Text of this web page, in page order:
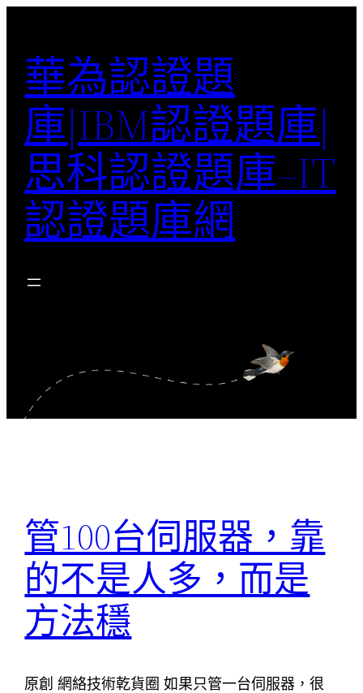
華為認證題
庫|IBM認證題庫|
思科認證題庫–IT
認證題庫網
管100台伺服器，靠
的不是人多，而是
方法穩
原創 網絡技術乾貨圈 如果只管一台伺服器，很